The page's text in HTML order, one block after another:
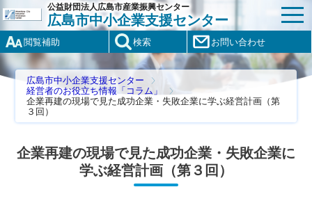
公益財団法人広島市産業振興センター
広島市中小企業支援センター
閲覧補助 検索 お問い合わせ
広島市中小企業支援センター
経営者のお役立ち情報「コラム」
企業再建の現場で見た成功企業・失敗企業に学ぶ経営計画（第
３回）
企業再建の現場で見た成功企業・失敗企業に
学ぶ経営計画（第３回）